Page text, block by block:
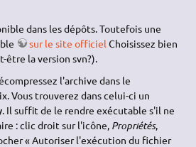
dans les dépôts. Toutefois une
sur le site officiel Choisissez bien
être la version svn?).
l'archive dans le
Vous trouverez dans celui-ci un
. Il suffit de le rendre exécutable s'il ne
: clic droit sur l'icône, Propriétés,
« Autoriser l'exécution du fichier